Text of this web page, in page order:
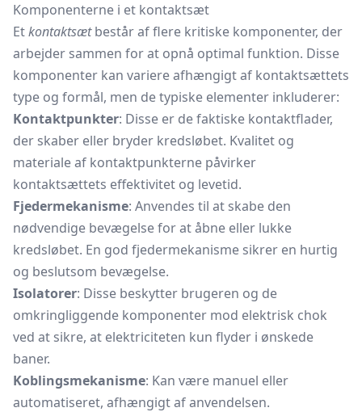
Komponenterne i et kontaktsæt
Etkontaktsætbestår af flere kritiske komponenter, der
arbejder sammen for at opnå optimal funktion. Disse
komponenter kan variere afhængigt af kontaktsættets
type og formål, men de typiske elementer inkluderer:
Kontaktpunkter: Disse er de faktiske kontaktflader,
der skaber eller bryder kredsløbet. Kvalitet og
materiale af kontaktpunkterne påvirker
kontaktsættets effektivitet og levetid.
Fjedermekanisme: Anvendes til at skabe den
nødvendige bevægelse for at åbne eller lukke
kredsløbet. En god fjedermekanisme sikrer en hurtig
og beslutsom bevægelse.
Isolatorer: Disse beskytter brugeren og de
omkringliggende komponenter mod elektrisk chok
ved at sikre, at elektriciteten kun flyder i ønskede
baner.
Koblingsmekanisme: Kan være manuel eller
automatiseret, afhængigt af anvendelsen.